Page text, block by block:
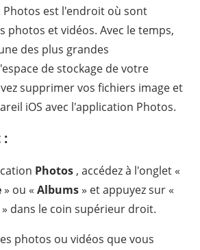
Photos est l'endroit où sont
photos et vidéos. Avec le temps,
des plus grandes
de stockage de votre
supprimer vos fichiers image et
iOS avec l'application Photos.
:
Photos , accédez à l'onglet «
» ou « Albums» et appuyez sur «
» dans le coin supérieur droit.
photos ou vidéos que vous